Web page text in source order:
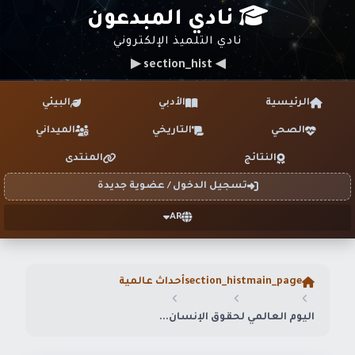
نادي المبدعون
نادي التلميذ الإلكتروني
◀ section_hist ▶
الرئيسية الأدبي البيئي
الصحي التاريخي الميداني
النتائج المنتدى
تسجيل الدخول / عضوية جديدة
AR
main_page
section_histأحداث عالمية
اليوم العالمي لحقوق الإنسان...